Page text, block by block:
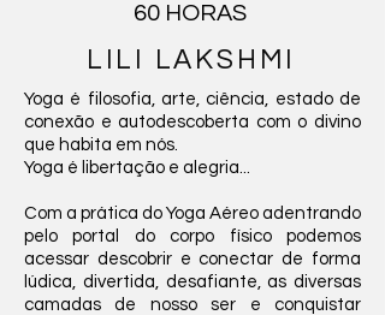
60 HORAS
LILI LAKSHMI
Yoga é filosofia, arte, ciência, estado de
conexão e autodescoberta com o divino
que habita em nós.
Yoga é libertação e alegria...
Com a prática do Yoga Aéreo adentrando
pelo portal do corpo físico podemos
acessar descobrir e conectar de forma
lúdica, divertida, desafiante, as diversas
camadas de nosso ser e conquistar